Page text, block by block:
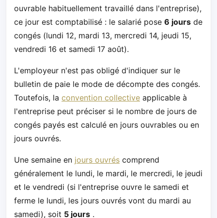
ouvrable habituellement travaillé dans l'entreprise),
ce jour est comptabilisé : le salarié pose 6 jours de
congés (lundi 12, mardi 13, mercredi 14, jeudi 15,
vendredi 16 et samedi 17 août).
L'employeur n'est pas obligé d'indiquer sur le
bulletin de paie le mode de décompte des congés.
Toutefois, la convention collective applicable à
l'entreprise peut préciser si le nombre de jours de
congés payés est calculé en jours ouvrables ou en
jours ouvrés.
Une semaine en jours ouvrés comprend
généralement le lundi, le mardi, le mercredi, le jeudi
et le vendredi (si l'entreprise ouvre le samedi et
ferme le lundi, les jours ouvrés vont du mardi au
samedi), soit 5 jours .